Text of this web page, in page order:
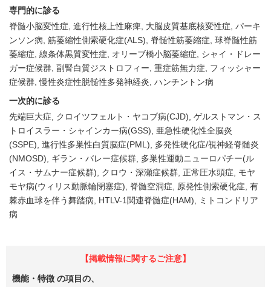
専門的に診る
脊髄小脳変性症 進行性核上性麻痺 大脳皮質基底核変性症 パーキ
ンソン病 筋萎縮性側索硬化症(ALS) 脊髄性筋萎縮症 球脊髄性筋
萎縮症 線条体黒質変性症 オリーブ橋小脳萎縮症
シャイ・ドレー
ガー症候群 副腎白質ジストロフィー 重症筋無力症
フィッシャー
症候群 慢性炎症性脱髄性多発神経炎 ハンチントン病
一次的に診る
先端巨大症
クロイツフェルト・ヤコブ病(CJD) ゲルストマン・ス
トロイスラー・シャインカー病(GSS)
亜急性硬化性全脳炎
(SSPE) 進行性多巣性白質脳症(PML)
多発性硬化症/視神経脊髄炎
(NMOSD)
ギラン・バレー症候群 多巣性運動ニューロパチー(ル
イス・サムナー症候群)
クロウ・深瀬症候群 正常圧水頭症
モヤ
モヤ病(ウィリス動脈輪閉塞症)
脊髄空洞症 原発性側索硬化症 有
棘赤血球を伴う舞踏病
HTLV-1関連脊髄症(HAM)
ミトコンドリア
病
【掲載情報に関するご注意】
機能・特徴 の項目の、